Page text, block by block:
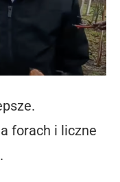
forach i liczne